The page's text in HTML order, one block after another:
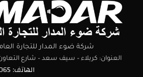
شركة ضوء المدار للتجارة
العنوان: كربلاء – سيف سعد – شارع التعاون
الهاتف: 07733337065 – 07812000330